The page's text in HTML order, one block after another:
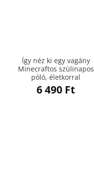
Így néz ki egy vagány
Minecraftos szülinapos
póló, életkorral
6 490 Ft